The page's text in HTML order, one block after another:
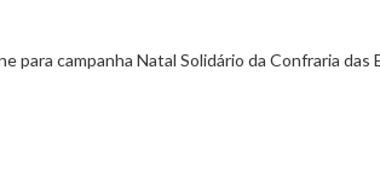
para campanha Natal Solidário da Confraria das